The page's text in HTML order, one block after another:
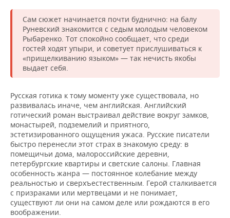
Сам сюжет начинается почти буднично: на балу
Руневский знакомится с седым молодым человеком
Рыбаренко. Тот спокойно сообщает, что среди
гостей ходят упыри, и советует прислушиваться к
«прищелкиванию языком» — так нечисть якобы
выдает себя.
Русская готика к тому моменту уже существовала, но
развивалась иначе, чем английская. Английский
готический роман выстраивал действие вокруг замков,
монастырей, подземелий и приятного,
эстетизированного ощущения ужаса. Русские писатели
быстро перенесли этот страх в знакомую среду: в
помещичьи дома, малороссийские деревни,
петербургские квартиры и светские салоны. Главная
особенность жанра — постоянное колебание между
реальностью и сверхъестественным. Герой сталкивается
с призраками или мертвецами и не понимает,
существуют ли они на самом деле или рождаются в его
воображении.